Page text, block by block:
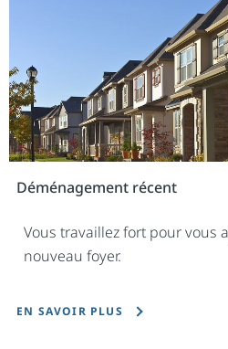
Déménagement récent
Vous travaillez fort pour vous
nouveau foyer.
EN SAVOIR PLUS